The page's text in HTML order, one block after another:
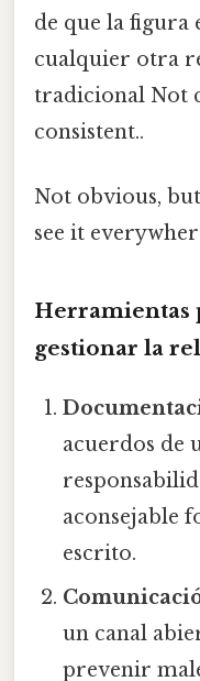
de que la figura
cualquier otra
tradicional Not
consistent..
Not obvious,
see it
Herramientas
gestionar la
acuerdos de
aconsejable
escrito.
un canal
prevenir